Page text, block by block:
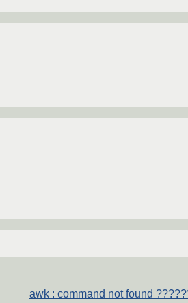
awk : command not found